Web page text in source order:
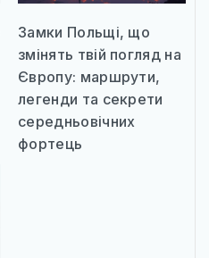
Замки Польщі, що
змінять твій погляд на
Європу: маршрути,
легенди та секрети
середньовічних
фортець